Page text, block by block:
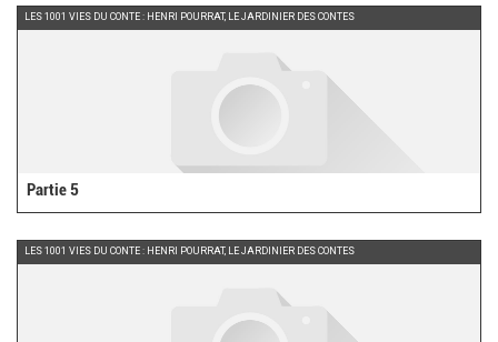
LES 1001 VIES DU CONTE : HENRI POURRAT, LE JARDINIER DES CONTES
Partie 5
LES 1001 VIES DU CONTE : HENRI POURRAT, LE JARDINIER DES CONTES